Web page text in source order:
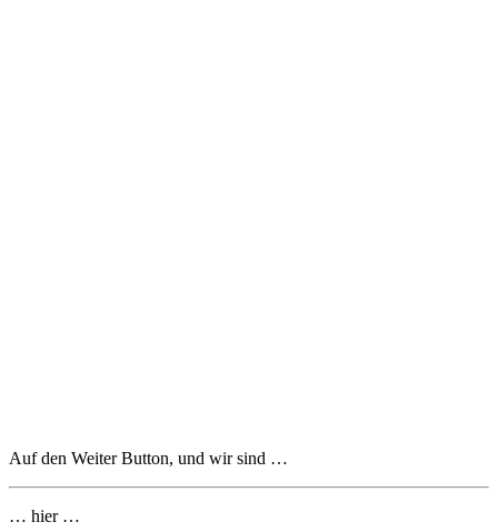
Auf den Weiter Button, und wir sind …
… hier …